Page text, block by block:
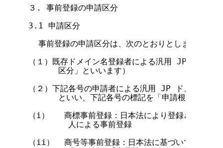
３. 事前登録の申請区分
3.1 申請区分
  事前登録の申請区分は、次のとおりとします。
（１）既存ドメイン名登録者による汎用 JP ドメイ
      区分」といいます）
（２）下記各号の申請者による汎用 JP ドメイン名
といい、下記各号の標記を「申請根拠」とい
（i）   商標事前登録：日本法により登録された商
        人による事前登録
（ii）  商号等事前登録：日本法に基づいて登記さ